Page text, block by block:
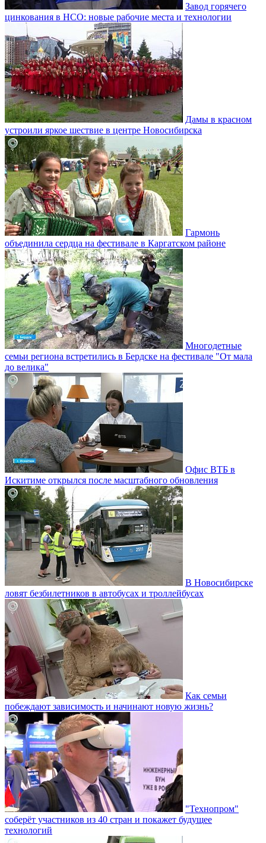
Завод горячего
цинкования в НСО: новые рабочие места и технологии
Дамы в красном
устроили яркое шествие в центре Новосибирска
Гармонь
объединила сердца на фестивале в Каргатском районе
Многодетные
семьи региона встретились в Бердске на фестивале "От мала
до велика"
Офис ВТБ в
Искитиме открылся после масштабного обновления
В Новосибирске
ловят безбилетников в автобусах и троллейбусах
Как семьи
побеждают зависимость и начинают новую жизнь?
"Технопром"
соберёт участников из 40 стран и покажет будущее
технологий